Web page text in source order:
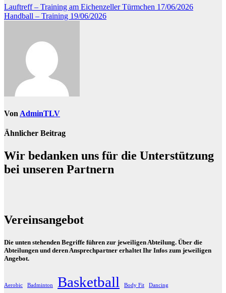
Beitragsnavigation
Lauftreff – Training am Eichenzeller Türmchen 17/06/2026
Handball – Training 19/06/2026
Von AdminTLV
Ähnlicher Beitrag
Wir bedanken uns für die Unterstützung
bei unseren Partnern
Vereinsangebot
Die unten stehenden Begriffe führen zur jeweiligen Abteilung. Über die
Abteilungen und deren Ansprechpartner erhaltet Ihr Infos zum jeweiligen
Angebot.
Aerobic Badminton Basketball Body Fit
Dancing